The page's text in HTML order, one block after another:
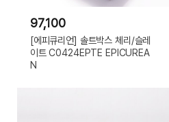
97,100
[에피큐리언] 솔트박스 체리/슬레
이트 C0424EPTE EPICUREA
N